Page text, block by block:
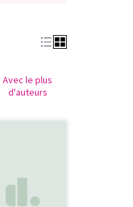
Avec le plus
d'auteurs